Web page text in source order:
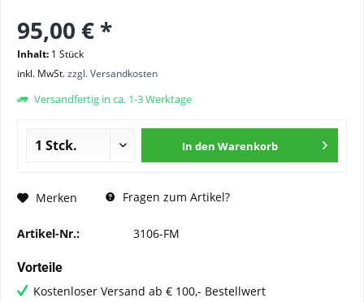
95,00 € *
Inhalt: 1 Stück
inkl. MwSt.zzgl. Versandkosten
Versandfertig in ca. 1-3 Werktage
In den Warenkorb
Merken Fragen zum Artikel?
Artikel-Nr.: 3106-FM
Vorteile
Kostenloser Versand ab € 100,- Bestellwert